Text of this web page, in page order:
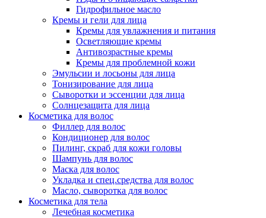
Гидрофильное масло
Кремы и гели для лица
Кремы для увлажнения и питания
Осветляющие кремы
Антивозрастные кремы
Кремы для проблемной кожи
Эмульсии и лосьоны для лица
Тонизирование для лица
Сыворотки и эссенции для лица
Солнцезащита для лица
Косметика для волос
Филлер для волос
Кондиционер для волос
Пилинг, скраб для кожи головы
Шампунь для волос
Маска для волос
Укладка и спец.средства для волос
Масло, сыворотка для волос
Косметика для тела
Лечебная косметика